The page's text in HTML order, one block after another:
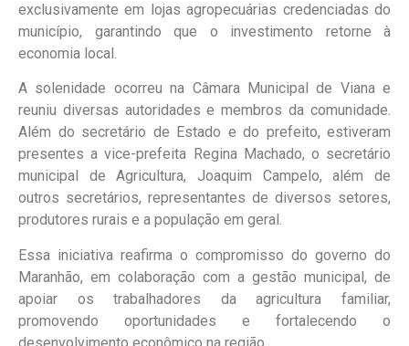
exclusivamente em lojas agropecuárias credenciadas do
município, garantindo que o investimento retorne à
economia local.
A solenidade ocorreu na Câmara Municipal de Viana e
reuniu diversas autoridades e membros da comunidade.
Além do secretário de Estado e do prefeito, estiveram
presentes a vice-prefeita Regina Machado, o secretário
municipal de Agricultura, Joaquim Campelo, além de
outros secretários, representantes de diversos setores,
produtores rurais e a população em geral.
Essa iniciativa reafirma o compromisso do governo do
Maranhão, em colaboração com a gestão municipal, de
apoiar os trabalhadores da agricultura familiar,
promovendo oportunidades e fortalecendo o